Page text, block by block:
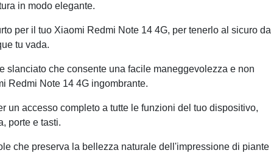
in modo elegante.
per il tuo Xiaomi Redmi Note 14 4G, per tenerlo al sicuro da
tu vada.
slanciato che consente una facile maneggevolezza e non
Redmi Note 14 4G ingombrante.
un accesso completo a tutte le funzioni del tuo dispositivo,
porte e tasti.
che preserva la bellezza naturale dell'impressione di piante